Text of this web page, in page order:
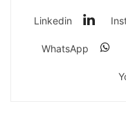
Linkedin
WhatsApp